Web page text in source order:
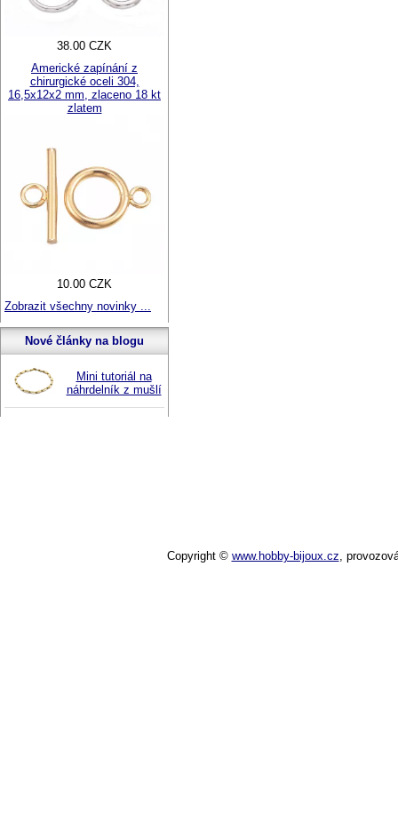
38.00 CZK
Americké zapínání z
chirurgické oceli 304,
16,5x12x2 mm, zlaceno 18 kt
zlatem
10.00 CZK
Zobrazit všechny novinky ...
Nové články na blogu
Mini tutoriál na
náhrdelník z mušlí
Copyright © www.hobby-bijoux.cz,